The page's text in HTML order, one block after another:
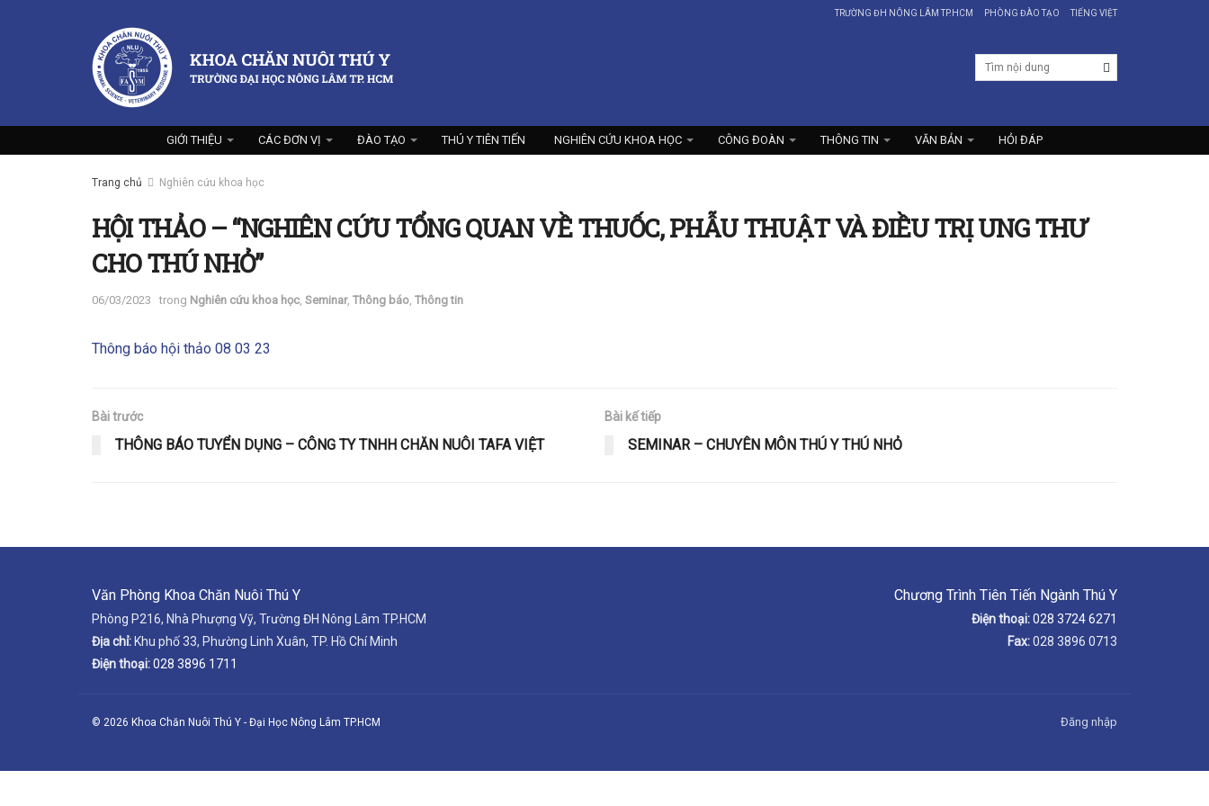
TRƯỜNG ĐH NÔNG LÂM TP.HCM PHÒNG ĐÀO TẠO TIẾNG VIỆT
GIỚI THIỆU CÁC ĐƠN VỊ ĐÀO TẠO THÚ Y TIÊN TIẾN NGHIÊN CỨU KHOA HỌC CÔNG ĐOÀN THÔNG TIN VĂN BẢN HỎI ĐÁP
Trang chủ Nghiên cứu khoa học
HỘI THẢO – “NGHIÊN CỨU TỔNG QUAN VỀ THUỐC, PHẪU THUẬT VÀ ĐIỀU TRỊ UNG THƯ
CHO THÚ NHỎ”
06/03/2023 trong Nghiên cứu khoa học, Seminar, Thông báo, Thông tin
Thông báo hội thảo 08 03 23
Bài trước
THÔNG BÁO TUYỂN DỤNG – CÔNG TY TNHH CHĂN NUÔI TAFA VIỆT
Bài kế tiếp
SEMINAR – CHUYÊN MÔN THÚ Y THÚ NHỎ
Văn Phòng Khoa Chăn Nuôi Thú Y
Phòng P216, Nhà Phượng Vỹ, Trường ĐH Nông Lâm TP.HCM
Địa chỉ: Khu phố 33, Phường Linh Xuân, TP. Hồ Chí Minh
Điện thoại:028 3896 1711
Chương Trình Tiên Tiến Ngành Thú Y
Điện thoại:028 3724 6271
Fax:028 3896 0713
© 2026 Khoa Chăn Nuôi Thú Y - Đại Học Nông Lâm TP.HCM Đăng nhập